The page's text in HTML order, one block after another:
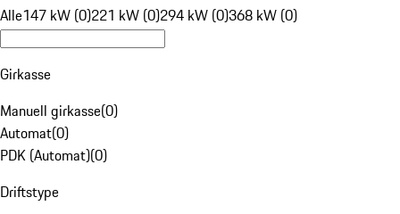
Alle147 kW (0)221 kW (0)294 kW (0)368 kW (0)
Girkasse
Manuell girkasse(0)
Automat(0)
PDK (Automat)(0)
Driftstype